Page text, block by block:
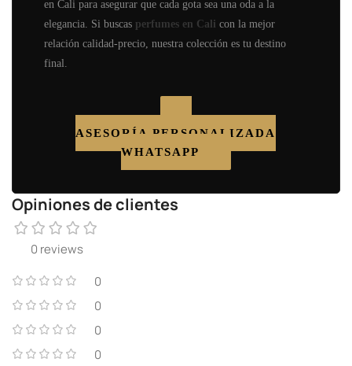
en Cali para asegurar que cada gota sea una oda a la
elegancia. Si buscas perfumes en Cali con la mejor
relación calidad-precio, nuestra colección es tu destino
final.
ASESORÍA PERSONALIZADA
WHATSAPP
Opiniones de clientes
0 reviews
0
0
0
0